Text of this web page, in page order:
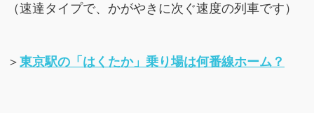
（速達タイプで、かがやきに次ぐ速度の列車です）
＞ 東京駅の「はくたか」乗り場は何番線ホーム？